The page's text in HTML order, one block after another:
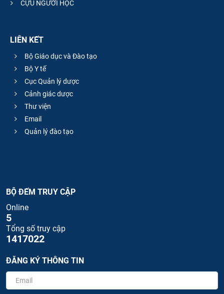
CỰU NGƯỜI HỌC
LIÊN KẾT
Bộ Giáo dục và Đào tạo
Bộ Y tế
Cục Quản lý dược
Cảnh giác dược
Thư viện
Email
Quản lý đào tạo
BỘ ĐẾM TRUY CẬP
Online
5
Tổng số truy cập
1417022
ĐĂNG KÝ THÔNG TIN